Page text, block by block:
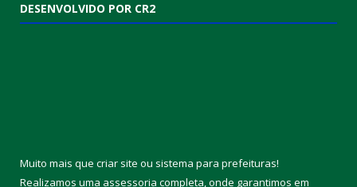
DESENVOLVIDO POR CR2
Muito mais que criar site ou sistema para prefeituras!
Realizamos uma assessoria completa, onde garantimos em